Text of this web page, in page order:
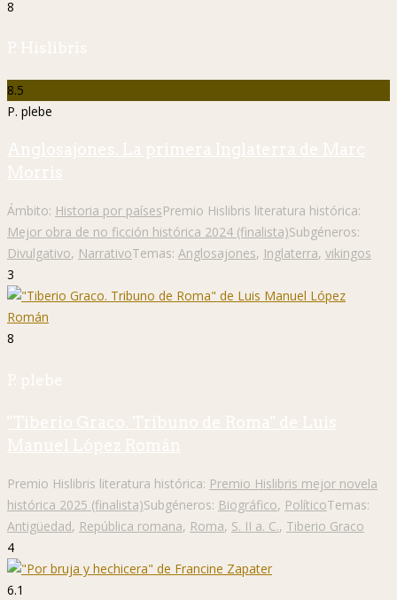
8
P. Hislibris
8.5
P. plebe
Anglosajones. La primera Inglaterra de Marc
Morris
Ámbito: Historia por paísesPremio Hislibris literatura histórica:
Mejor obra de no ficción histórica 2024 (finalista)Subgéneros:
Divulgativo, NarrativoTemas: Anglosajones, Inglaterra, vikingos
3
8
P. plebe
"Tiberio Graco. Tribuno de Roma" de Luis
Manuel López Román
Premio Hislibris literatura histórica: Premio Hislibris mejor novela
histórica 2025 (finalista)Subgéneros: Biográfico, PolíticoTemas:
Antigüedad, República romana, Roma, S. II a. C., Tiberio Graco
4
6.1